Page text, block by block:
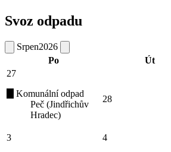
Svoz odpadu
Srpen2026
Po
Út
27
Komunální odpad
Peč (Jindřichův
Hradec)
28
3
4